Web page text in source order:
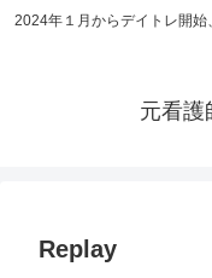
2024年１月からデイトレ開
元看護
Replay